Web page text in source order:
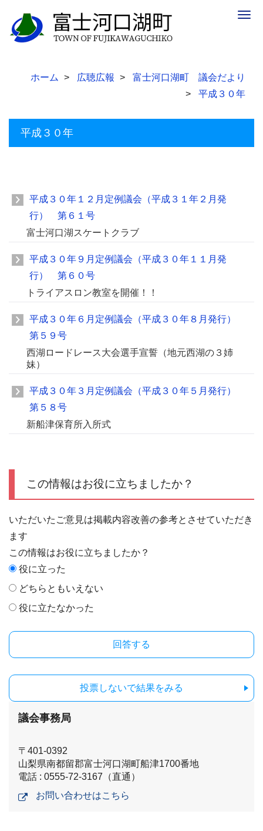
ホーム 広聴広報
富士河口湖町 議会だより
平成３０年
平成３０年
平成３０年１２月定例議会（平成３１年２月発
行） 第６１号
富士河口湖スケートクラブ
平成３０年９月定例議会（平成３０年１１月発
行） 第６０号
トライアスロン教室を開催！！
平成３０年６月定例議会（平成３０年８月発行）
第５９号
西湖ロードレース大会選手宣誓（地元西湖の３姉
妹）
平成３０年３月定例議会（平成３０年５月発行）
第５８号
新船津保育所入所式
この情報はお役に立ちましたか？
いただいたご意見は掲載内容改善の参考とさせていただき
ます
この情報はお役に立ちましたか？
役に立った
どちらともいえない
役に立たなかった
投票しないで結果をみる
議会事務局
〒401-0392
山梨県南都留郡富士河口湖町船津1700番地
電話 : 0555-72-3167（直通）
お問い合わせはこちら